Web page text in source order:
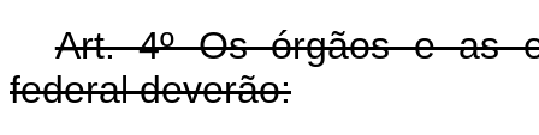
Art. 4º Os órgãos e as
federal deverão: